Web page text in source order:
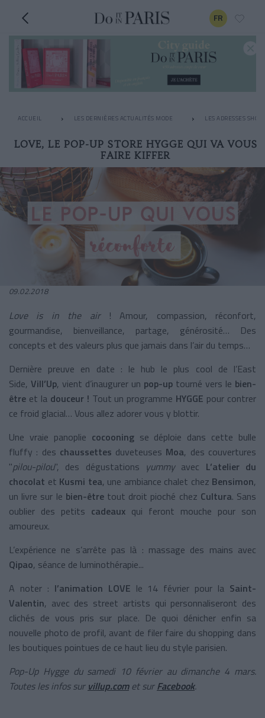
FR
ACCUEIL LES DERNIÈRES ACTUALITÉS MODE LES ADRESSES
LOVE, LE POP-UP STORE HYGGE QUI VA VOUS
FAIRE KIFFER
09.02.2018
Love is in the air! Amour, compassion, réconfort,
gourmandise, bienveillance, partage, générosité… Des
concepts et des valeurs plus que jamais dans l’air du temps…
Dernière preuve en date : le hub le plus cool de l’East
Side, Vill’Up, vient d’inaugurer un pop-up tourné vers le bien-
être et la douceur ! Tout un programme HYGGE pour contrer
ce froid glacial… Vous allez adorer vous y blottir.
Une vraie panoplie cocooning se déploie dans cette bulle
fluffy : des chaussettes duveteuses Moa, des couvertures
"pilou-pilou", des dégustations yummyavec L’atelier du
chocolat et Kusmi tea, une ambiance chalet chez Bensimon,
un livre sur le bien-êtretout droit pioché chez Cultura. Sans
oublier des petits cadeaux qui feront mouche pour son
amoureux.
L’expérience ne s’arrête pas là : massage des mains avec
Qipao, séance de luminothérapie...
A noter : l’animation LOVE le 14 février pour la Saint-
Valentin, avec des street artists qui personnaliseront des
clichés de vous pris sur place. De quoi dénicher enfin sa
nouvelle photo de profil, avant de filer faire du shopping dans
les boutiques pointues de ce haut lieu du style parisien.
Pop-Up Hygge du samedi 10 février au dimanche 4 mars.
Toutes les infos sur villup.comet surFacebook.